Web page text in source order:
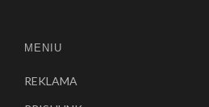
MENIU
REKLAMA